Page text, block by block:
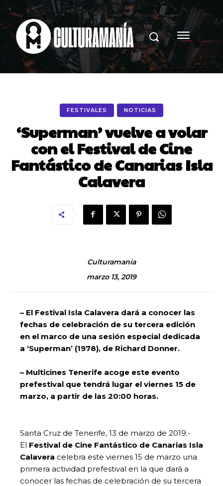
FESTIVALES NOTICIAS
‘Superman’ vuelve a volar
con el Festival de Cine
Fantástico de Canarias Isla
Calavera
Culturamanía
marzo 13, 2019
– El Festival Isla Calavera dará a conocer las
fechas de celebración de su tercera edición
en el marco de una sesión especial dedicada
a ‘Superman’ (1978), de Richard Donner.
– Multicines Tenerife acoge este evento
prefestival que tendrá lugar el viernes 15 de
marzo, a partir de las 20:00 horas.
Santa Cruz de Tenerife, 13 de marzo de 2019.-
El Festival de Cine Fantástico de Canarias Isla
Calavera celebra este viernes 15 de marzo una
primera actividad prefestival en la que dará a
conocer las fechas de celebración de su tercera